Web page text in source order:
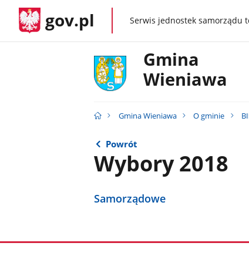
gov.pl gov.plSerwis jednostek samorządu
Gmina
Wieniawa
Gmina Wieniawa O gminie
Powrót
Wybory 2018
Samorządowe